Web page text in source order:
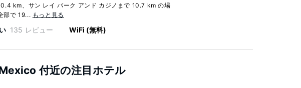
km、サン レイ パーク アンド カジノまで 10.7 km の場
部で 19... もっと見る
135 レビュー WiFi (無料)
付近の注目ホテル